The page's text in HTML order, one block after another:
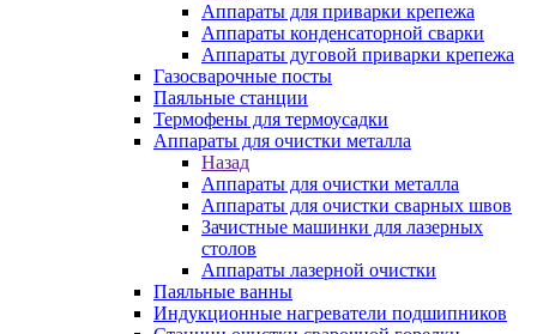
Аппараты для приварки крепежа
Аппараты конденсаторной сварки
Аппараты дуговой приварки крепежа
Газосварочные посты
Паяльные станции
Термофены для термоусадки
Аппараты для очистки металла
Назад
Аппараты для очистки металла
Аппараты для очистки сварных швов
Зачистные машинки для лазерных
столов
Аппараты лазерной очистки
Паяльные ванны
Индукционные нагреватели подшипников